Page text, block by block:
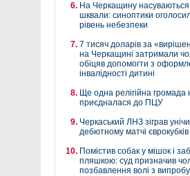
На Черкащину насуваються
шквали: синоптики
рівень небезпеки
7 тисяч доларів за
на Черкащині затримали
обіцяв допомогти з
інвалідності дитині
Ще одна релігійна громада
приєдналася до ПЦУ
Черкаський ЛНЗ зіграв
дебютному матчі єврокубків
Помістив собак у мішок і
пляшкою: суд призначив
позбавлення волі з